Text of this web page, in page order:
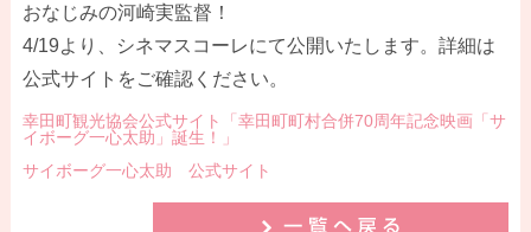
おなじみの河崎実監督！
4/19より、シネマスコーレにて公開いたします。詳細は
公式サイトをご確認ください。
幸田町観光協会公式サイト「幸田町町村合併70周年記念映画「サ
イボーグ一心太助」誕生！」
サイボーグ一心太助 公式サイト